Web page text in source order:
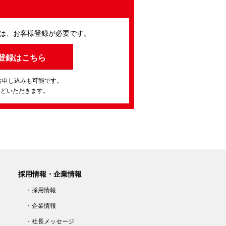
、お客様登録が必要です。
録はこちら
し込みも可能です。
いただきます。
採用情報・企業情報
・採用情報
・企業情報
・社長メッセージ